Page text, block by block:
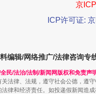
京
ICP许可证:
编辑/网络推广/法律咨询专
民/法治/法制/新闻网版权和免责声
关法律、法规，遵守社会公德，遵
法律和经济责任。如投递假新闻造